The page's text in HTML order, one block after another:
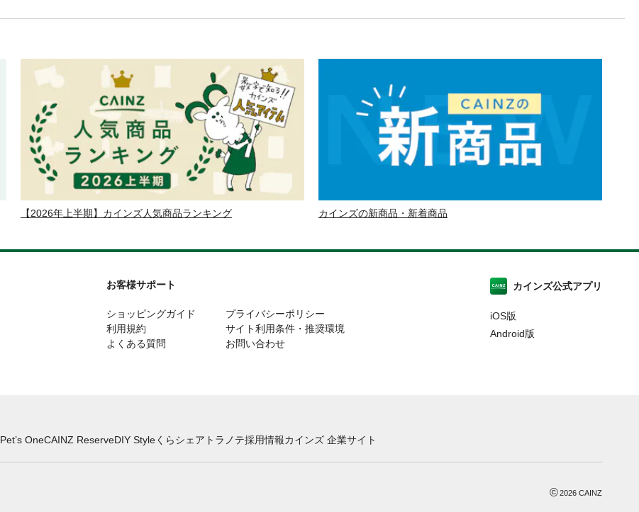
【2026年上半期】カインズ人気商品ランキング カインズの新商品・新着商品
お客様サポート
ショッピングガイド
利用規約
よくある質問
プライバシーポリシー
サイト利用条件・推奨環境
お問い合わせ
カインズ公式アプリ
iOS版
Android版
Pet’s OneCAINZ ReserveDIY Styleくらシェア トラノテ採用情報カインズ 企業サイト
©2026 CAINZ